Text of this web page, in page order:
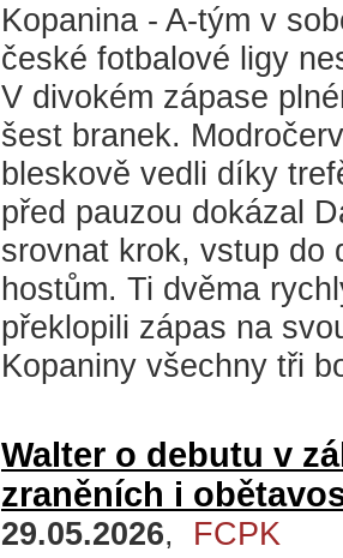
Kopanina - A-tým v
české fotbalové ligy
V divokém zápase
šest branek.
bleskově vedli díky
před pauzou dokázal
srovnat krok, vstup do
hostům. Ti dvěma
překlopili zápas na
Kopaniny všechny tři
Walter o debutu v
zraněních i
29.05.2026, FCPK